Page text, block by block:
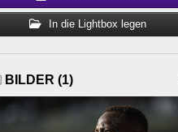
In die Lightbox legen
BILDER (1)